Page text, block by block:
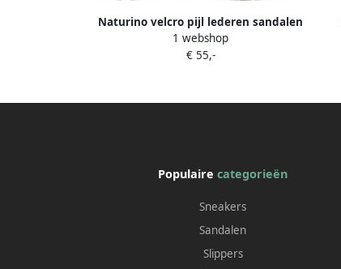
Naturino velcro pijl lederen sandalen
Havasu wit
1 webshop
€ 55,-
Populairecategorieën
Sneakers
Sandalen
Slippers